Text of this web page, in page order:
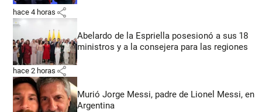
hace 4 horas share
Abelardo de la Espriella posesionó a sus 18
ministros y a la consejera para las regiones
hace 2 horas share
Murió Jorge Messi, padre de Lionel Messi, en
Argentina